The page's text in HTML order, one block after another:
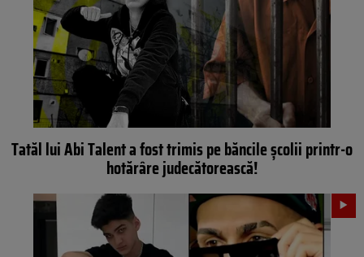
Tatăl lui Abi Talent a fost trimis pe băncile școlii printr-o
hotărâre judecătorească!